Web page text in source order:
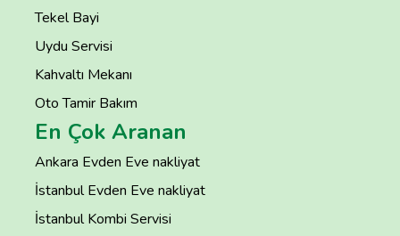
Tekel Bayi
Uydu Servisi
Kahvaltı Mekanı
Oto Tamir Bakım
En Çok Aranan
Ankara Evden Eve nakliyat
İstanbul Evden Eve nakliyat
İstanbul Kombi Servisi